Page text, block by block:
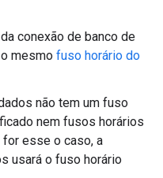
da conexão de banco de
mesmo fuso horário do
não tem um fuso
nem fusos horários
esse o caso, a
usará o fuso horário